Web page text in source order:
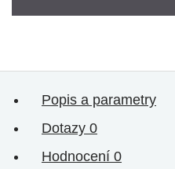
Popis a parametry
Dotazy 0
Hodnocení 0